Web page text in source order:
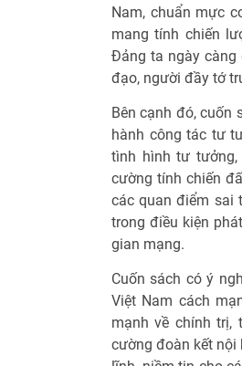
Nam, chuẩn mực
mang tính chiến
Đảng ta ngày càng
đạo, người đầy tớ
Bên cạnh đó, cuốn
hành công tác tư
tình hình tư tưởng,
cường tính chiến
các quan điểm sai
trong điều kiện
gian mạng.
Cuốn sách có ý
Việt Nam cách
mạnh về chính trị,
cường đoàn kết nội